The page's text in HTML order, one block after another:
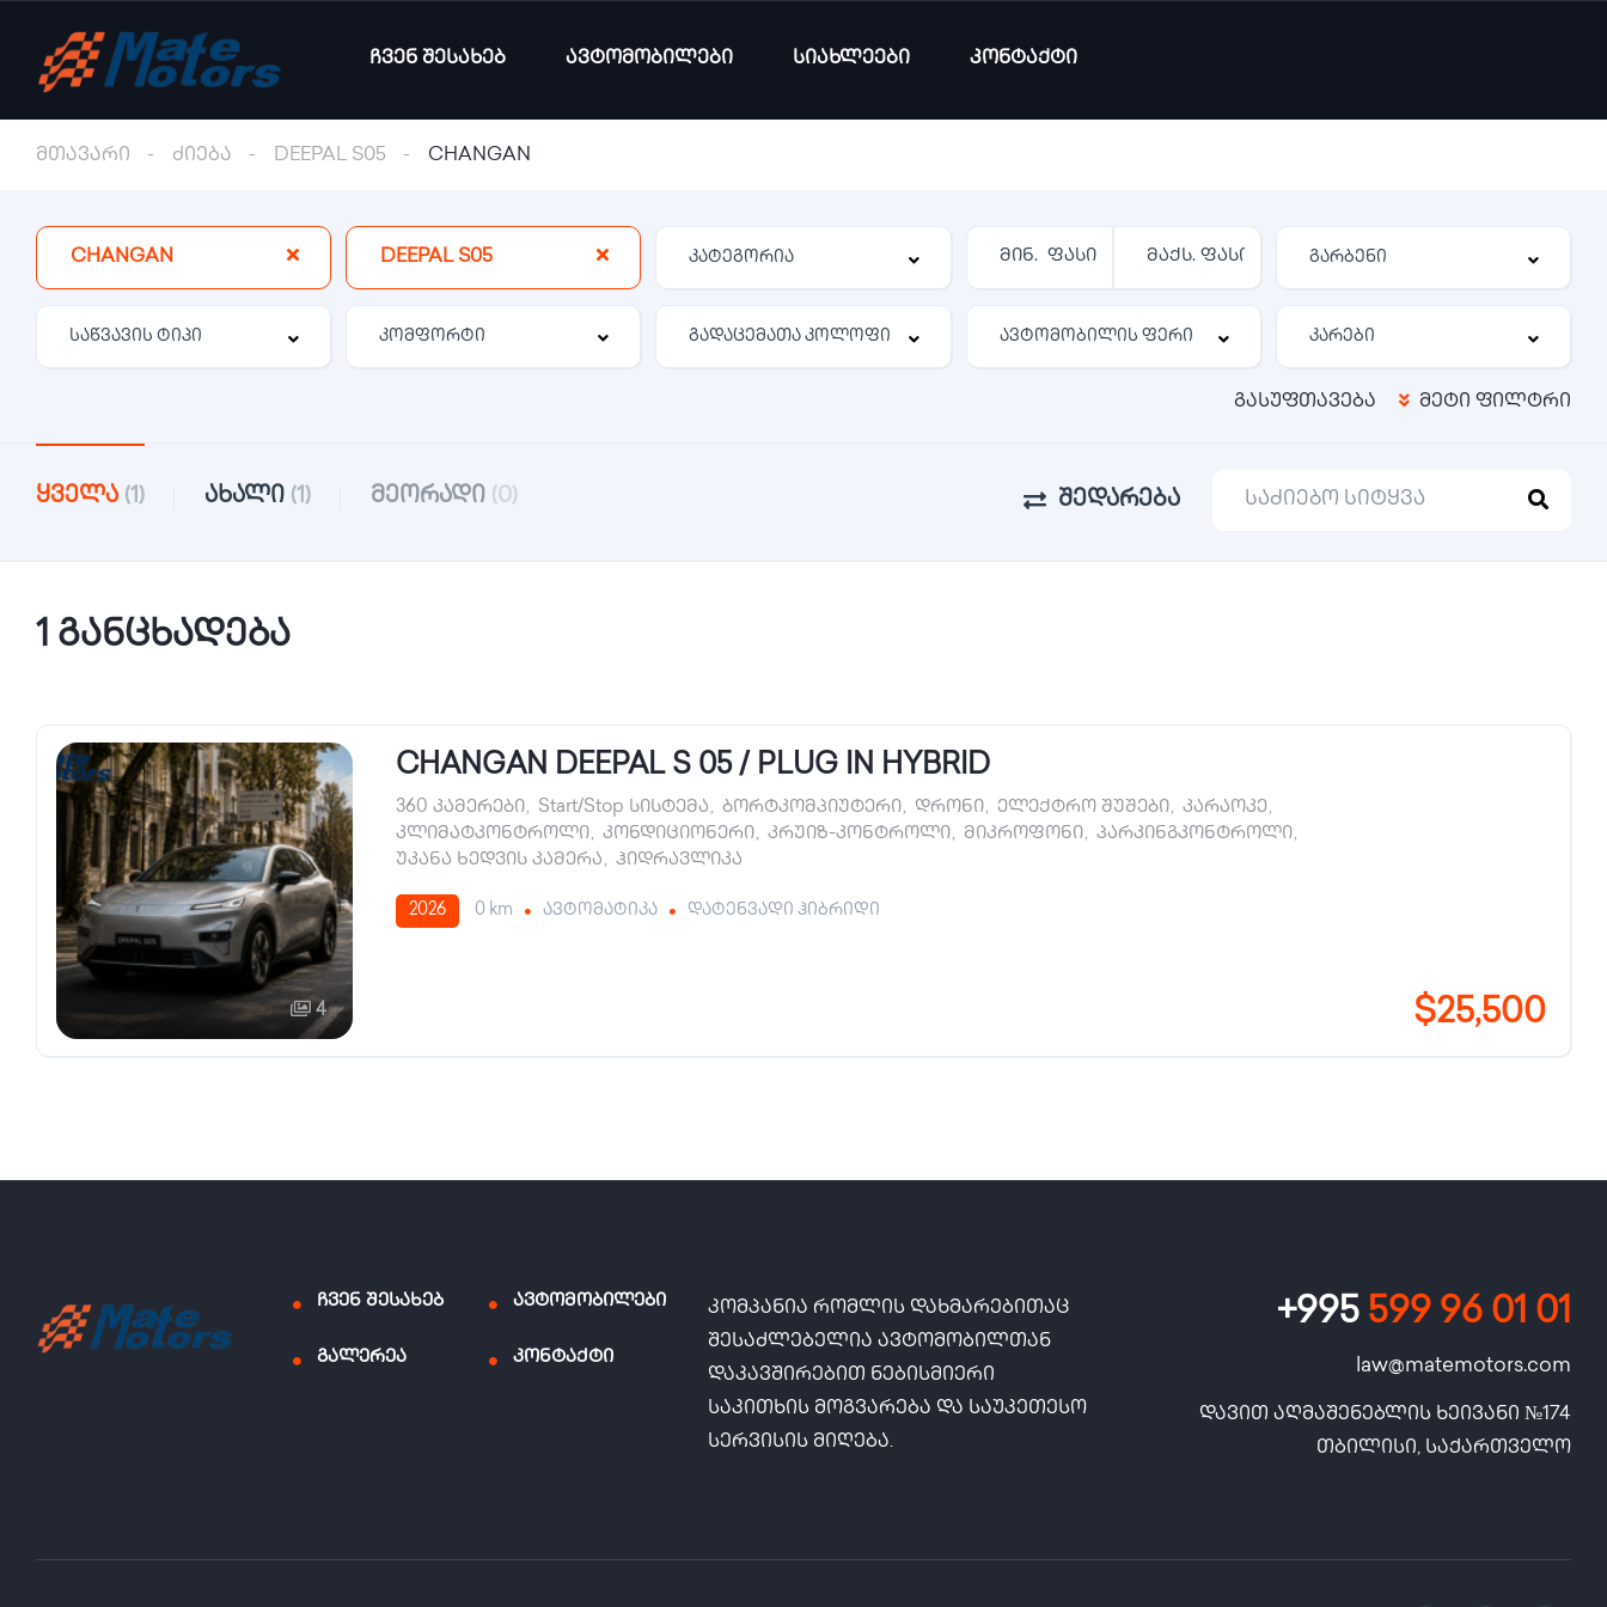
ჩვენ შესახებ ავტომობილები სიახლეები კონტაქტი
მთავარი ძიება DEEPAL S05 CHANGAN
CHANGAN DEEPAL S05
კომფორტი
გასუფთავება მეტი ფილტრი
ყველა (1) ახალი (1) მეორადი (0) შედარება
1 განცხადება
4
CHANGAN DEEPAL S 05 / PLUG IN HYBRID
360 კამერები, Start/Stop სისტემა, ბორტკომპიუტერი, დრონი, ელექტრო შუშები, კარაოკე,
კლიმატკონტროლი, კონდიციონერი, კრუიზ-კონტროლი, მიკროფონი, პარკინგკონტროლი,
უკანა ხედვის კამერა, ჰიდრავლიკა
2026 0 km ავტომატიკა დატენვადი ჰიბრიდი
$25,500
ჩვენ შესახებ ავტომობილები
გალერეა კონტაქტი
კომპანია რომლის დახმარებითაც
შესაძლებელია ავტომობილთან
დაკავშირებით ნებისმიერი
საკითხის მოგვარება და საუკეთესო
სერვისის მიღება.
+995599 96 01 01
law@matemotors.com
დავით აღმაშენებლის ხეივანი №174
თბილისი, საქართველო